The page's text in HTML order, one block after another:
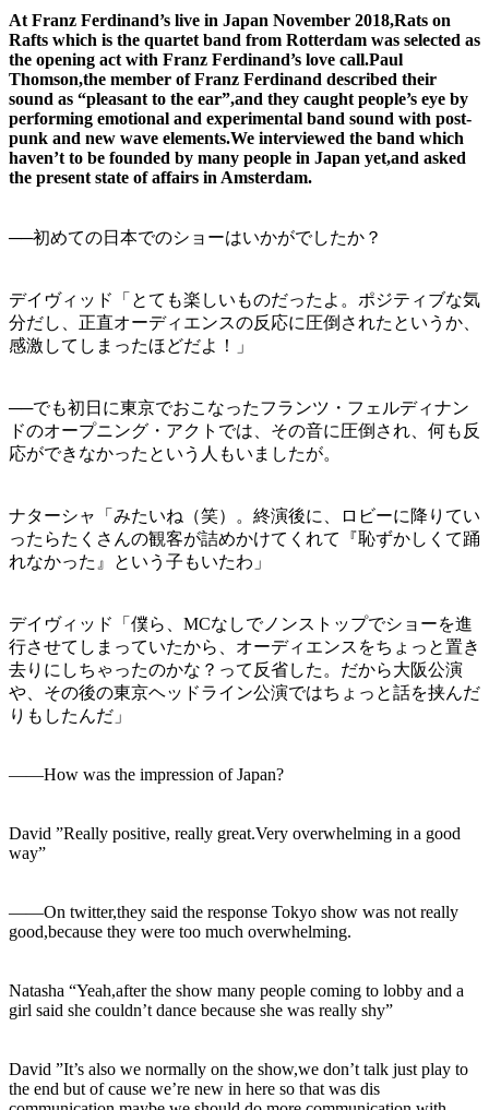
At Franz Ferdinand’s live in Japan November 2018,Rats on
Rafts which is the quartet band from Rotterdam was selected as
the opening act with Franz Ferdinand’s love call.Paul
Thomson,the member of Franz Ferdinand described their
sound as “pleasant to the ear”,and they caught people’s eye by
performing emotional and experimental band sound with post-
punk and new wave elements.We interviewed the band which
haven’t to be founded by many people in Japan yet,and asked
the present state of affairs in Amsterdam.
──初めての日本でのショーはいかがでしたか？
デイヴィッド「とても楽しいものだったよ。ポジティブな気
分だし、正直オーディエンスの反応に圧倒されたというか、
感激してしまったほどだよ！」
──でも初日に東京でおこなったフランツ・フェルディナン
ドのオープニング・アクトでは、その音に圧倒され、何も反
応ができなかったという人もいましたが。
ナターシャ「みたいね（笑）。終演後に、ロビーに降りてい
ったらたくさんの観客が詰めかけてくれて『恥ずかしくて踊
れなかった』という子もいたわ」
デイヴィッド「僕ら、MCなしでノンストップでショーを進
行させてしまっていたから、オーディエンスをちょっと置き
去りにしちゃったのかな？って反省した。だから大阪公演
や、その後の東京ヘッドライン公演ではちょっと話を挟んだ
りもしたんだ」
――How was the impression of Japan?
David ”Really positive, really great.Very overwhelming in a good
way”
――On twitter,they said the response Tokyo show was not really
good,because they were too much overwhelming.
Natasha “Yeah,after the show many people coming to lobby and a
girl said she couldn’t dance because she was really shy”
David ”It’s also we normally on the show,we don’t talk just play to
the end but of cause we’re new in here so that was dis